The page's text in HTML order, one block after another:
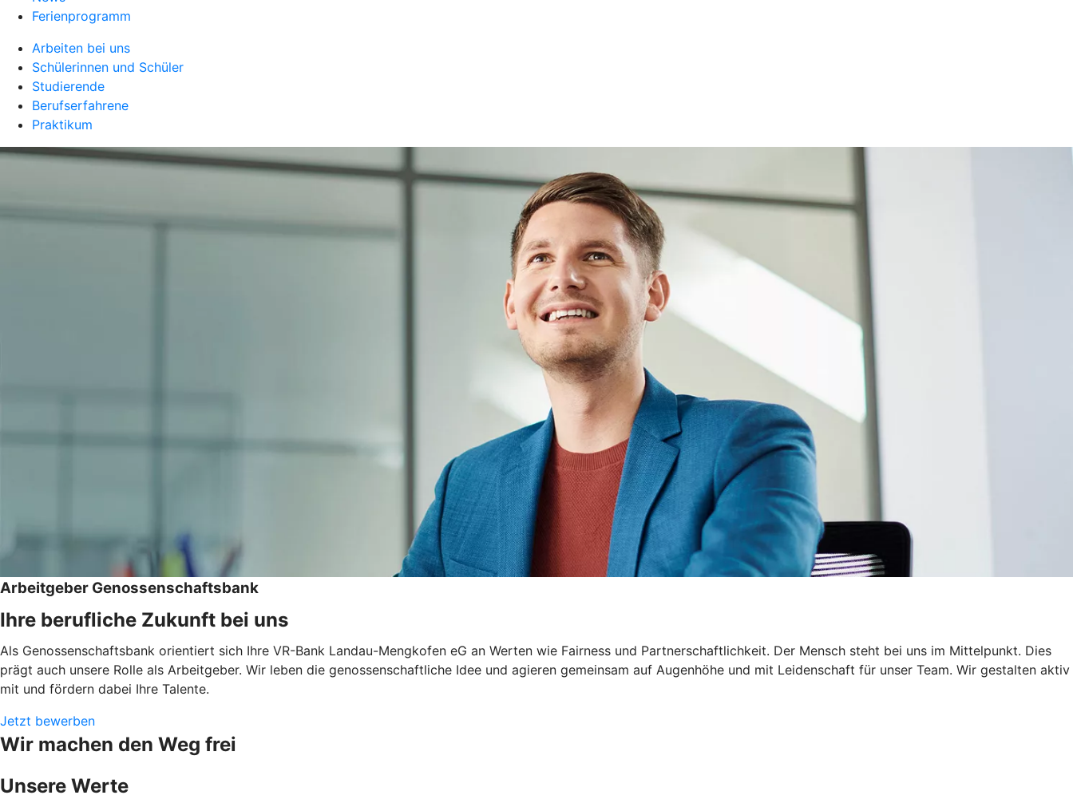
Ferienprogramm
Arbeiten bei uns
Schülerinnen und Schüler
Studierende
Berufserfahrene
Praktikum
Arbeitgeber Genossenschaftsbank
Ihre berufliche Zukunft bei uns
Als Genossenschaftsbank orientiert sich Ihre VR-Bank Landau-Mengkofen eG an Werten wie Fairness und Partnerschaftlichkeit. Der Mensch steht bei uns im Mittelpunkt. Dies
prägt auch unsere Rolle als Arbeitgeber. Wir leben die genossenschaftliche Idee und agieren gemeinsam auf Augenhöhe und mit Leidenschaft für unser Team. Wir gestalten aktiv
mit und fördern dabei Ihre Talente.
Jetzt bewerben
Wir machen den Weg frei
Unsere Werte